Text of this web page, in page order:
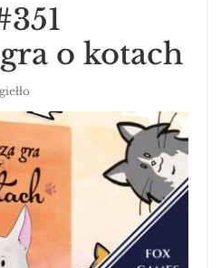
o kotach